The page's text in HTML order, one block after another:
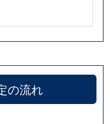
の流れ